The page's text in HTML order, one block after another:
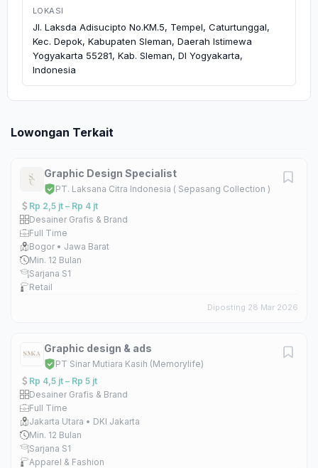
LOKASI
Jl. Laksda Adisucipto No.KM.5, Tempel, Caturtunggal,
Kec. Depok, Kabupaten Sleman, Daerah Istimewa
Yogyakarta 55281, Kab. Sleman, DI Yogyakarta,
Indonesia
Lowongan Terkait
Graphic Design Specialist
PT. Laksana Citra Indonesia ( Sepasang Collection )
Rp 2,5 jt – Rp 4 jt
Desainer Grafis & Brand
Full Time
Bogor • Jawa Barat
Min. 12 Bulan
Sarjana S1
Retail
Diposting 28 Mar 2026
Graphic design & ads
PT Sinar Mutiara Kasih (Memorylife)
Rp 4,5 jt – Rp 5 jt
Desainer Grafis & Brand
Full Time
Jakarta Utara • DKI Jakarta
Min. 12 Bulan
Sarjana S1
Apparel & Fashion